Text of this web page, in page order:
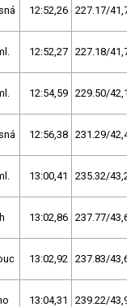
12:52,26 227.17/41,7
12:52,27 227.18/41,7
12:54,59 229.50/42,1
12:56,38 231.29/42,4
13:00,41 235.32/43,2
13:02,86 237.77/43,6
13:02,92 237.83/43,6
13:04,31 239.22/43,9